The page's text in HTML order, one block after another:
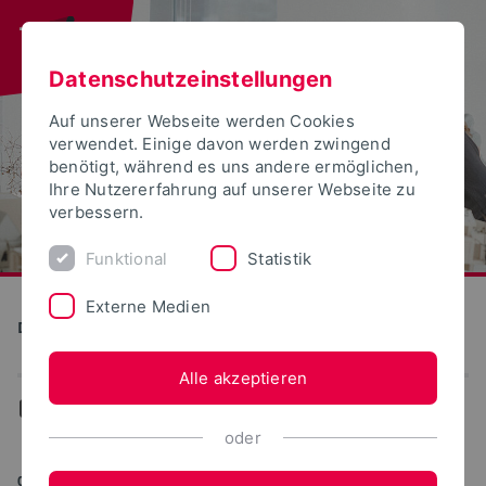
Detmolder Schule für Gestaltung
... News
05.11.2013
Datenschutzeinstellungen
Auf unserer Webseite werden Cookies
verwendet. Einige davon werden zwingend
benötigt, während es uns andere ermöglichen,
Ihre Nutzererfahrung auf unserer Webseite zu
verbessern.
Funktional Statistik
Externe Medien
Alle akzeptieren
oder